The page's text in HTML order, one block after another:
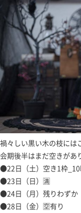
禍々しい黒い木の枝には
会期後半はまだ空きがあ
●22日（土）空き1枠_10
●23日（日）🈵
●24日（月）残りわずか
●28日（金）🈳有り